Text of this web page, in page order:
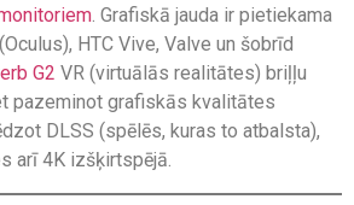
. Grafiskā jauda ir pietiekama
HTC Vive, Valve un šobrīd
G2 VR (virtuālās realitātes) briļļu
pazeminot grafiskās kvalitātes
DLSS (spēlēs, kuras to atbalsta),
arī 4K izšķirtspējā.